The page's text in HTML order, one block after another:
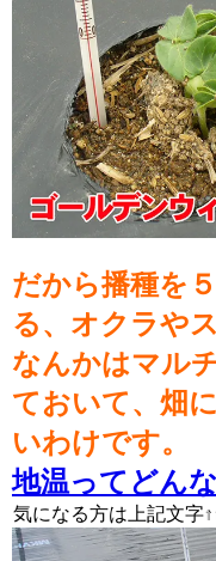
だから播種を
る、オクラや
なんかはマル
ておいて、畑
いわけです。
地温ってどん
気になる方は上記文字
↑↑↑